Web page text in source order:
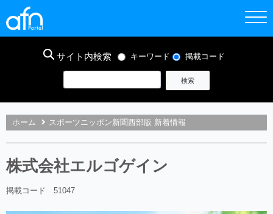
サイト内検索 キーワード 掲載コード
ホーム スポーツニッポン新聞西部版 新着情報
株式会社エルゴゲイン
掲載コード 51047